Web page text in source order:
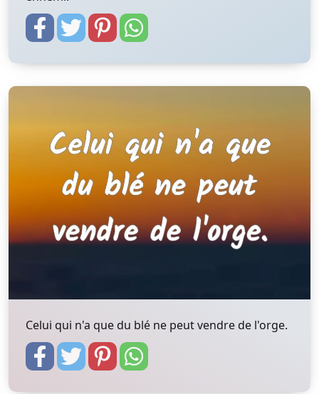
Celui qui n'a que du blé ne peut vendre de l'orge.